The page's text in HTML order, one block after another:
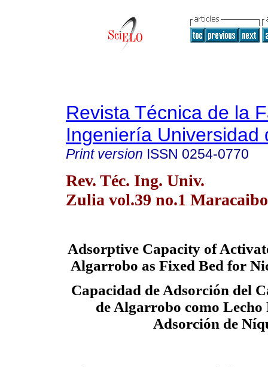
Revista Técnica de la
Ingeniería Universidad
Print version ISSN 0254-0770
Rev. Téc. Ing. Univ.
Zulia vol.39 no.1
Adsorptive Capacity of
Algarrobo as Fixed Bed for
Capacidad de Adsorción del
de Algarrobo como
Adsorción de